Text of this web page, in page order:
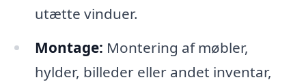
utætte vinduer.
Montage: Montering af møbler,
hylder, billeder eller andet inventar,